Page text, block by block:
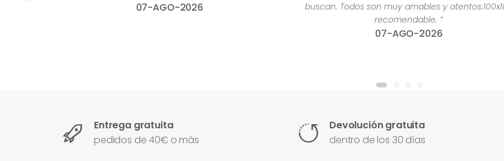
07-AGO-2026
buscan. Todos son muy amables y atentos.100x100
recomendable. ”
07-AGO-2026
Entrega gratuita
pedidos de 40€ o más
Devolución gratuita
dentro de los 30 días